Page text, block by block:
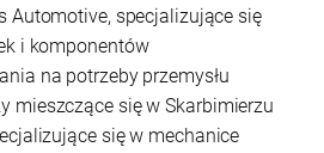
Automotive, specjalizujące się
i komponentów
na potrzeby przemysłu
mieszczące się w Skarbimierzu
się w mechanice